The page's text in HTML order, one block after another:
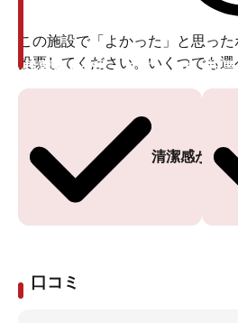
この施設で「よかった」と思っ
投票してください。いくつでも選
清潔感がある
投票ありがとうございます 投
口コミ